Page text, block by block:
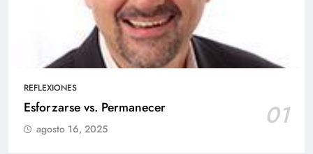
REFLEXIONES
Esforzarse vs. Permanecer 01
agosto 16, 2025